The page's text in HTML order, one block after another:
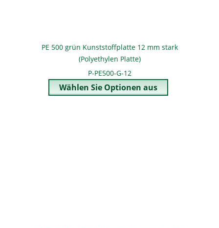
PE 500 grün Kunststoffplatte 12 mm stark
(Polyethylen Platte)
P-PE500-G-12